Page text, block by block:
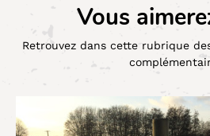
Vous
Retrouvez dans cette rubrique